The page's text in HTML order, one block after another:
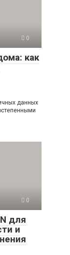
0
как
данных
0
для
и